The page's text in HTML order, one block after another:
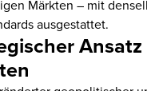
Märkten – mit
ausgestattet.